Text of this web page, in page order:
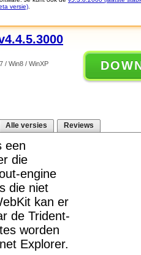
versie)
/ Win8 / WinXP
Alle versies Reviews
een
die
engine
die niet
kan er
de Trident-
worden
Explorer.